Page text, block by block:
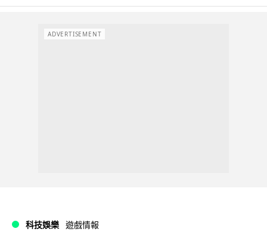
ADVERTISEMENT
科技娛樂 遊戲情報